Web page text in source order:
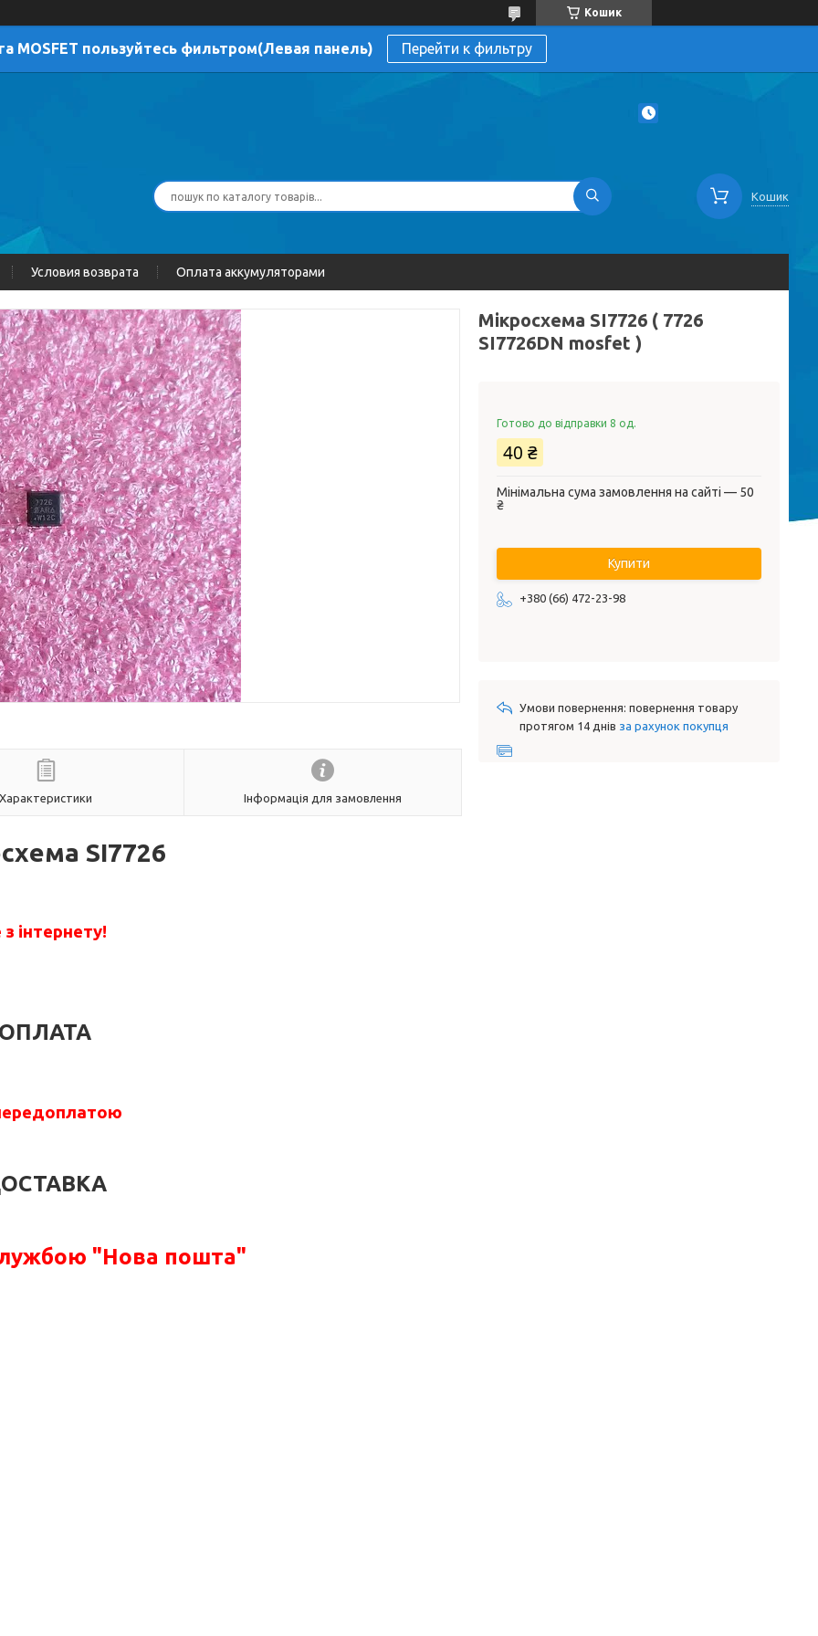
Кошик
MOSFET пользуйтесь фильтром(Левая панель) Перейти к фильтру
Кошик
Условия возврата Оплата аккумуляторами
Характеристики Інформація для замовлення
SI7726
інтернету!
"Нова пошта"
Мікросхема SI7726 ( 7726
SI7726DN mosfet )
Готово до відправки 8 од.
40 ₴
Мінімальна сума замовлення на сайті — 50
₴
Купити
+380 (66) 472-23-98
повернення товару
протягом 14 днів за рахунок покупця